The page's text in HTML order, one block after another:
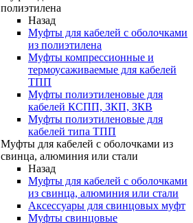
полиэтилена
Назад
Муфты для кабелей с оболочками
из полиэтилена
Муфты компрессионные и
термоусаживаемые для кабелей
ТПП
Муфты полиэтиленовые для
кабелей КСПП, ЗКП, ЗКВ
Муфты полиэтиленовые для
кабелей типа ТПП
Муфты для кабелей с оболочками из
свинца, алюминия или стали
Назад
Муфты для кабелей с оболочками
из свинца, алюминия или стали
Аксессуары для свинцовых муфт
Муфты свинцовые